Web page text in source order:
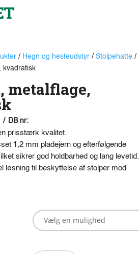
/ Hegn og hesteudstyr/ Stolpehatte/
kvadratisk
metalflage,
/ DB nr:
prisstærk kvalitet.
1,2 mm pladejern og efterfølgende
sikrer god holdbarhed og lang levetid.
løsning til beskyttelse af stolper mod